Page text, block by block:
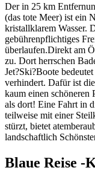
Der in 25 km
(das tote Meer) ist ein
kristallklarem Wasser.
gebührenpflichtiges
überlaufen.Direkt am
zu. Dort herrschen
Jet?Ski?Boote
verhindert. Dafür ist
kaum einen schöneren
als dort! Eine Fahrt in
teilweise mit einer
stürzt, bietet
landschaftlich
Blaue Reise -